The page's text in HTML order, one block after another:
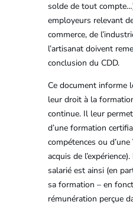
solde de tout
employeurs relevant
commerce, de
l’artisanat doivent
conclusion du CDD.
Ce document informe
leur droit à la
continue. Il leur
d’une formation
compétences ou
acquis de
salarié est ainsi (en
sa formation – en
rémunération perçue